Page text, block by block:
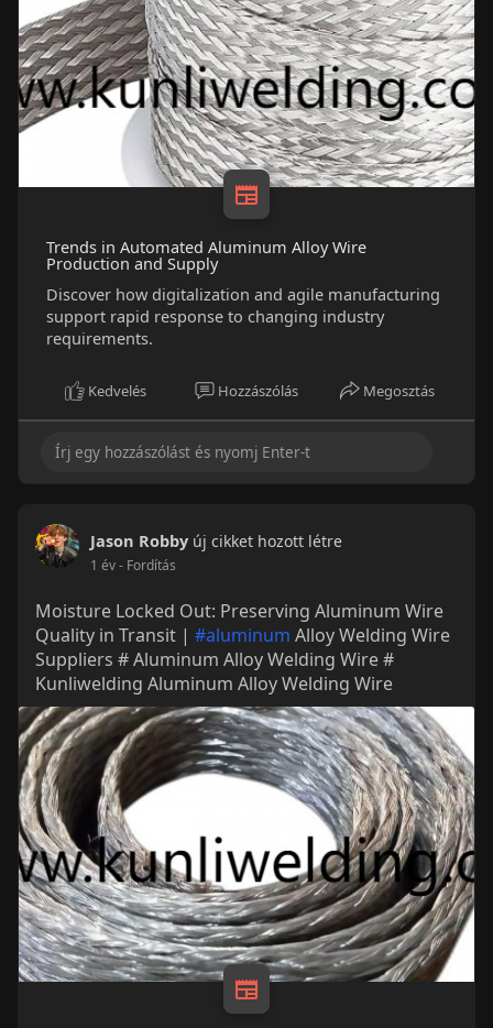
Trends in Automated Aluminum Alloy Wire
Production and Supply
Discover how digitalization and agile manufacturing
support rapid response to changing industry
requirements.
Kedvelés Hozzászólás Megosztás
Jason Robby új cikket hozott létre
1 év- Fordítás
Moisture Locked Out: Preserving Aluminum Wire
Quality in Transit | #aluminum Alloy Welding Wire
Suppliers # Aluminum Alloy Welding Wire #
Kunliwelding Aluminum Alloy Welding Wire